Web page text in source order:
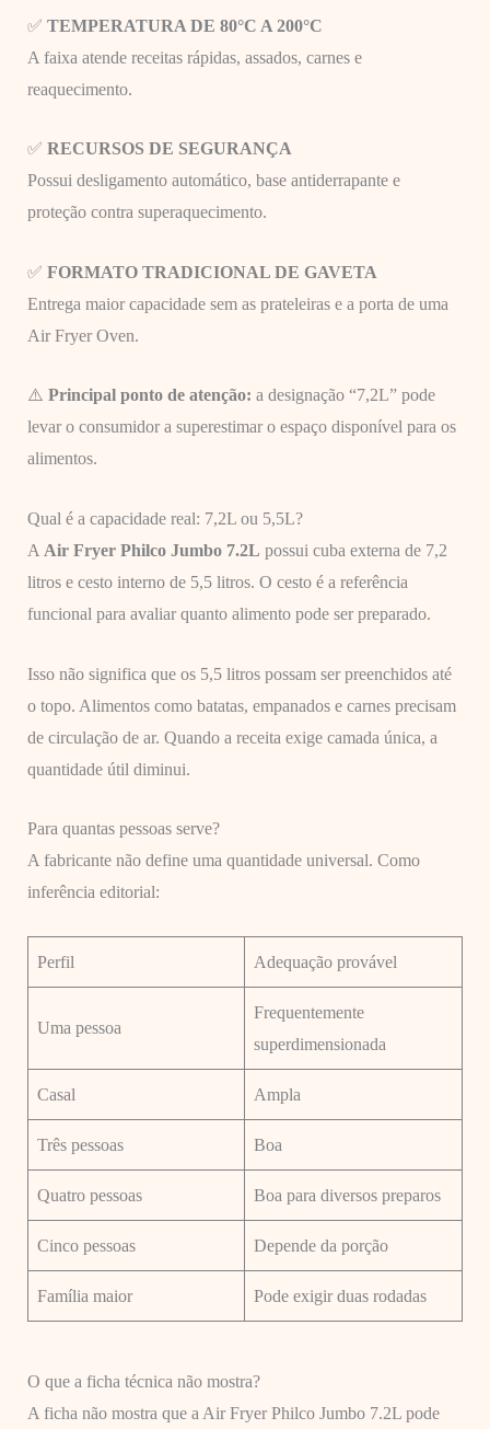
✅ TEMPERATURA DE 80°C A 200°C
A faixa atende receitas rápidas, assados, carnes e
reaquecimento.
✅ RECURSOS DE SEGURANÇA
Possui desligamento automático, base antiderrapante e
proteção contra superaquecimento.
✅ FORMATO TRADICIONAL DE GAVETA
Entrega maior capacidade sem as prateleiras e a porta de uma
Air Fryer Oven.
⚠️ Principal ponto de atenção: a designação “7,2L” pode
levar o consumidor a superestimar o espaço disponível para os
alimentos.
Qual é a capacidade real: 7,2L ou 5,5L?
A Air Fryer Philco Jumbo 7.2L possui cuba externa de 7,2
litros e cesto interno de 5,5 litros. O cesto é a referência
funcional para avaliar quanto alimento pode ser preparado.
Isso não significa que os 5,5 litros possam ser preenchidos até
o topo. Alimentos como batatas, empanados e carnes precisam
de circulação de ar. Quando a receita exige camada única, a
quantidade útil diminui.
Para quantas pessoas serve?
A fabricante não define uma quantidade universal. Como
inferência editorial:
Perfil Adequação provável
Uma pessoa
Frequentemente
superdimensionada
Casal Ampla
Três pessoas Boa
Quatro pessoas Boa para diversos preparos
Cinco pessoas Depende da porção
Família maior Pode exigir duas rodadas
O que a ficha técnica não mostra?
A ficha não mostra que a Air Fryer Philco Jumbo 7.2L pode